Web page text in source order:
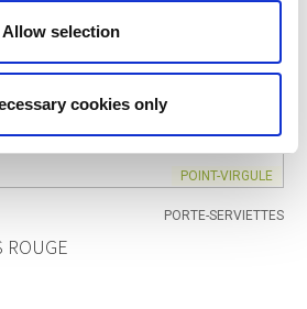
Allow selection
cookies only
POINT-VIRGULE
PORTE-SERVIETTES
ROUGE